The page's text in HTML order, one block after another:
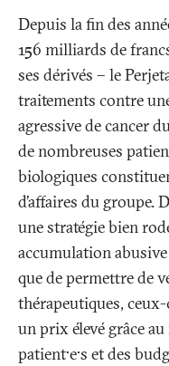
Depuis la fin des
156 milliards de
ses dérivés – le
traitements contre
agressive de cancer
de nombreuses
biologiques
d’affaires du groupe.
une stratégie bien
accumulation
que de permettre de
thérapeutiques,
un prix élevé grâce
patient·e·s et des